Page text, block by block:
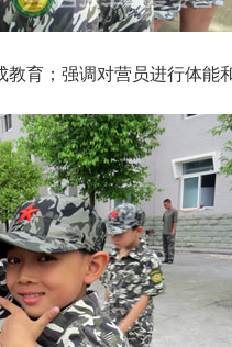
育；强调对营员进行体